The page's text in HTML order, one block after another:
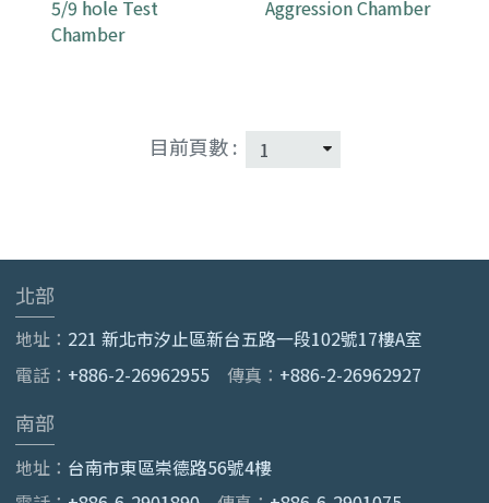
5/9 hole Test
Chamber
Aggression Chamber
目前頁數 :
北部
地址： 221 新北市汐止區新台五路一段102號17樓A室
電話： +886-2-26962955 傳真： +886-2-26962927
南部
地址： 台南市東區崇德路56號4樓